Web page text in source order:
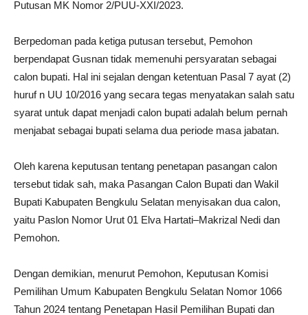
Putusan MK Nomor 2/PUU-XXI/2023.
Berpedoman pada ketiga putusan tersebut, Pemohon
berpendapat Gusnan tidak memenuhi persyaratan sebagai
calon bupati. Hal ini sejalan dengan ketentuan Pasal 7 ayat (2)
huruf n UU 10/2016 yang secara tegas menyatakan salah satu
syarat untuk dapat menjadi calon bupati adalah belum pernah
menjabat sebagai bupati selama dua periode masa jabatan.
Oleh karena keputusan tentang penetapan pasangan calon
tersebut tidak sah, maka Pasangan Calon Bupati dan Wakil
Bupati Kabupaten Bengkulu Selatan menyisakan dua calon,
yaitu Paslon Nomor Urut 01 Elva Hartati–Makrizal Nedi dan
Pemohon.
Dengan demikian, menurut Pemohon, Keputusan Komisi
Pemilihan Umum Kabupaten Bengkulu Selatan Nomor 1066
Tahun 2024 tentang Penetapan Hasil Pemilihan Bupati dan